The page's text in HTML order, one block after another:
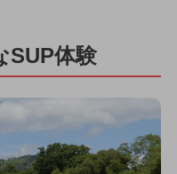
SUP体験